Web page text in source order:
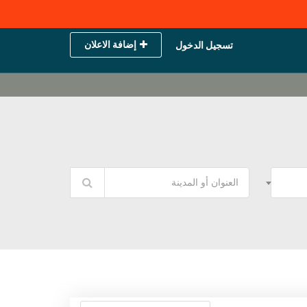
تسجيل الدخول إضافة الاعلان